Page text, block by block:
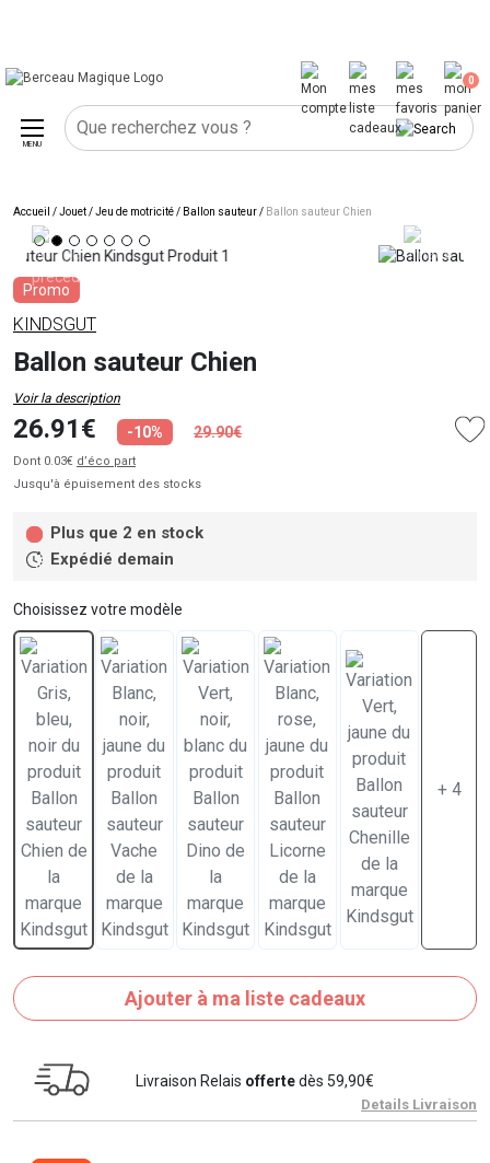
0
MENU
Accueil /Jouet/Jeu de motricité/ Ballon sauteur/ Ballon sauteur Chien
Promo
KINDSGUT
Ballon sauteur Chien
Voir la description
26.91€ -10% 29.90€
Dont 0.03€ d’éco part
Jusqu'à épuisement des stocks
Plus que 2 en stock
Expédié demain
Choisissez votre modèle
+ 4
Ajouter à ma liste cadeaux
Livraison Relais offertedès 59,90€
Details Livraison